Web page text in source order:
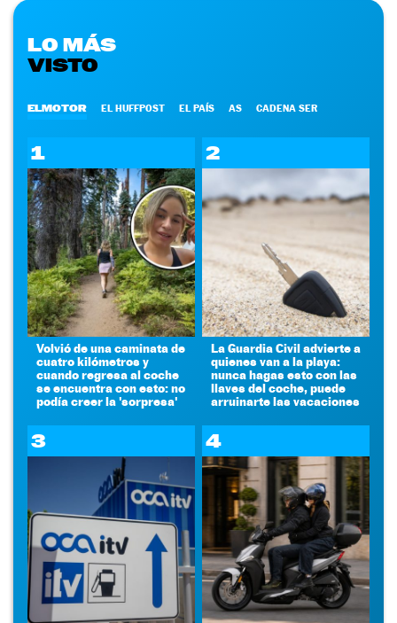
LO MÁS
VISTO
ELMOTOR EL HUFFPOST EL PAÍS AS CADENA SER
1
Volvió de una caminata de
cuatro kilómetros y
cuando regresa al coche
se encuentra con esto: no
podía creer la 'sorpresa'
2
La Guardia Civil advierte a
quienes van a la playa:
nunca hagas esto con las
llaves del coche, puede
arruinarte las vacaciones
3 4